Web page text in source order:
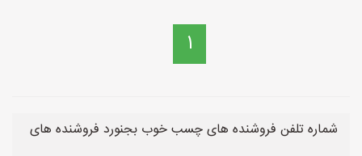
1
شماره تلفن فروشنده های چسب خوب بجنورد فروشنده های